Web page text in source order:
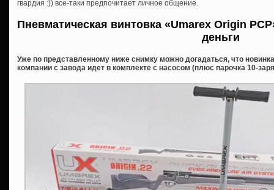
гвардия :)) все-таки предпочитает личное общение.
Пневматическая винтовка «Umarex Origin
деньги
Уже по представленному ниже снимку можно догадаться, что
компании с завода идет в комплекте с насосом (плюс парочка 10-